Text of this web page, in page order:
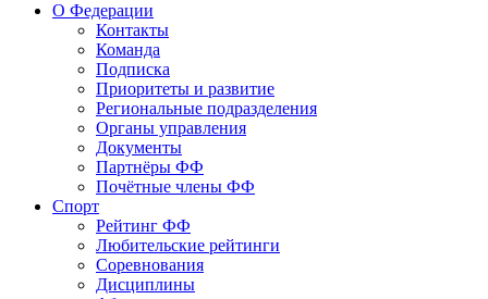
О Федерации
Контакты
Команда
Подписка
Приоритеты и развитие
Региональные подразделения
Органы управления
Документы
Партнёры ФФ
Почётные члены ФФ
Спорт
Рейтинг ФФ
Любительские рейтинги
Соревнования
Дисциплины